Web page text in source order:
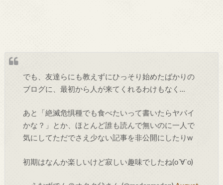
でも、友達らにも教えずにひっそり始めたばかりの
ブログに、最初から人が来てくれるわけもなく…
あと「絶滅危惧種でも食べたいって書いたらヤバイ
かな？」とか、ほとんど誰も読んで無いのに一人で
気にしてただでさえ少ない記事を非公開にしたりw
初期はなんか楽しいけど寂しい趣味でしたね(о´∀`о)